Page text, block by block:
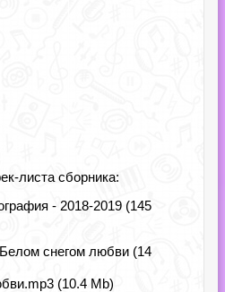
листа сборника:
- 2018-2019 (145
снегом любви (14
(10.4 Mb)